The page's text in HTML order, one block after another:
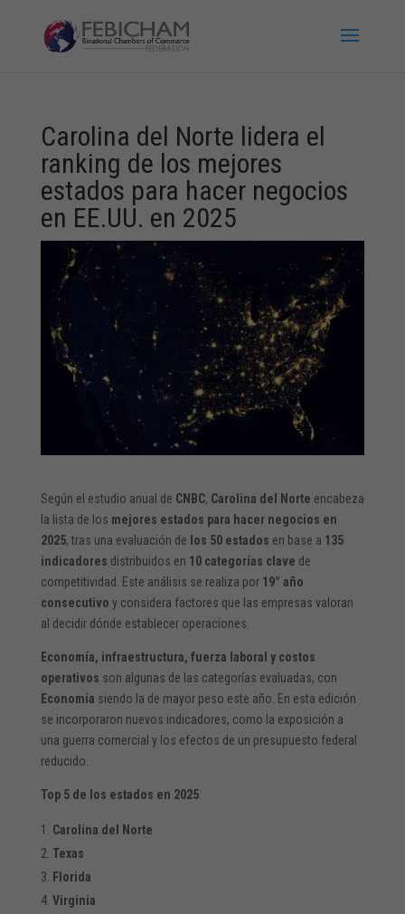
Carolina del Norte lidera el
ranking de los mejores
estados para hacer negocios
en EE.UU. en 2025
Según el estudio anual de CNBC, Carolina del Norte encabeza
la lista de los mejores estados para hacer negocios en
2025, tras una evaluación de los 50 estados en base a 135
indicadores distribuidos en 10 categorías clave de
competitividad. Este análisis se realiza por 19° año
consecutivo y considera factores que las empresas valoran
al decidir dónde establecer operaciones.
Economía, infraestructura, fuerza laboral y costos
operativos son algunas de las categorías evaluadas, con
Economía siendo la de mayor peso este año. En esta edición
se incorporaron nuevos indicadores, como la exposición a
una guerra comercial y los efectos de un presupuesto federal
reducido.
Top 5 de los estados en 2025:
Carolina del Norte
Texas
Florida
Virginia